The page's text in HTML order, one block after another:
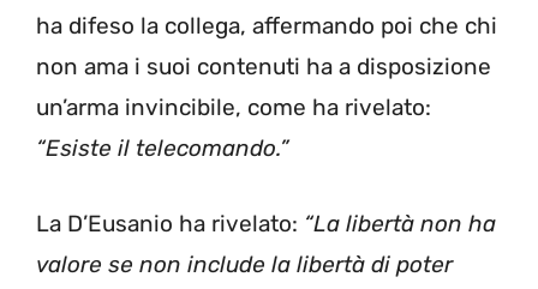
ha difeso la collega, affermando poi che chi
non ama i suoi contenuti ha a disposizione
un’arma invincibile, come ha rivelato:
“Esiste il telecomando.”
La D’Eusanio ha rivelato: “La libertà non ha
valore se non include la libertà di poter